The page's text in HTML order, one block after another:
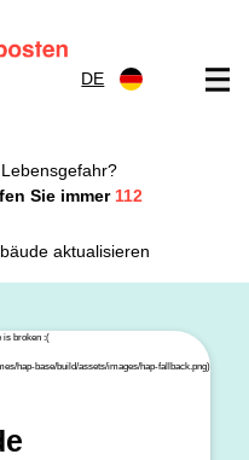
DE
Lebensgefahr?
Sie immer 112
aktualisieren